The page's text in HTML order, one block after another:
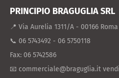
PRINCIPIO BRAGUGLIA SRL
📍 Via Aurelia 1311/A - 00166 Roma
📞 06 5743492 - 06 5750118
Fax: 06 5742586
📧 commerciale@braguglia.it